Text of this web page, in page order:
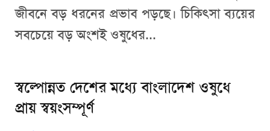
জীবনে বড় ধরনের প্রভাব পড়ছে। চিকিৎসা ব্যয়ের
সবচেয়ে বড় অংশই ওষুধের...
স্বল্পোন্নত দেশের মধ্যে বাংলাদেশ ওষুধে
প্রায় স্বয়ংসম্পূর্ণ